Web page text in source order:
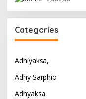
Categories
Adhiyaksa,
Adhy Sarphio
Adhyaksa